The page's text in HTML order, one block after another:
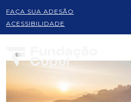
FAÇA SUA ADESÃO
ACESSIBILIDADE